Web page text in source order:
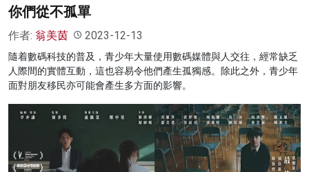
你們從不孤單
作者: 翁美茵 2023-12-13
隨着數碼科技的普及，青少年大量使用數碼媒體與人交往，經常缺乏
人際間的實體互動，這也容易令他們產生孤獨感。除此之外，青少年
面對朋友移民亦可能會產生多方面的影響。